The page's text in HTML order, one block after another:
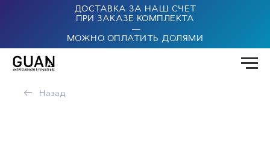
ДОСТАВКА ЗА НАШ СЧЕТ
ПРИ ЗАКАЗЕ КОМПЛЕКТА
|
МОЖНО ОПЛАТИТЬ ДОЛЯМИ
← Назад